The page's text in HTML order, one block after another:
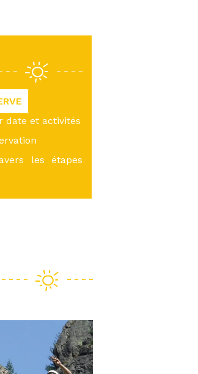
date et activités
les étapes